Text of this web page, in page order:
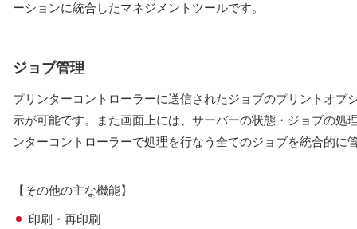
ーションに統合したマネジメントツールです。
ジョブ管理
プリンターコントローラーに送信されたジョブのプリントオプ
示が可能です。また画面上には、サーバーの状態・ジョブの処
ンターコントローラーで処理を行なう全てのジョブを統合的に
【その他の主な機能】
印刷・再印刷